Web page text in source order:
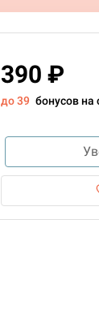
390 ₽
до 39 бонусов